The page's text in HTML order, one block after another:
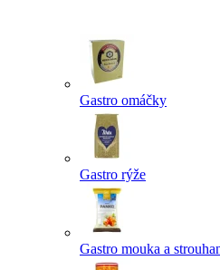
Gastro omáčky
Gastro rýže
Gastro mouka a